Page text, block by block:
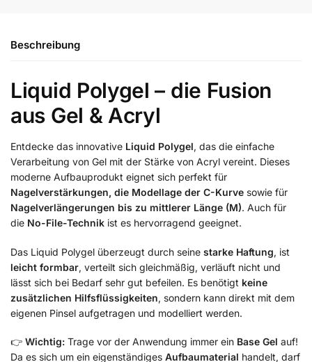
Beschreibung
Liquid Polygel – die Fusion
aus Gel & Acryl
Entdecke das innovative Liquid Polygel, das die einfache
Verarbeitung von Gel mit der Stärke von Acryl vereint. Dieses
moderne Aufbauprodukt eignet sich perfekt für
Nagelverstärkungen, die Modellage der C-Kurve sowie für
Nagelverlängerungen bis zu mittlerer Länge (M). Auch für
die No-File-Technik ist es hervorragend geeignet.
Das Liquid Polygel überzeugt durch seine starke Haftung, ist
leicht formbar, verteilt sich gleichmäßig, verläuft nicht und
lässt sich bei Bedarf sehr gut befeilen. Es benötigt keine
zusätzlichen Hilfsflüssigkeiten, sondern kann direkt mit dem
eigenen Pinsel aufgetragen und modelliert werden.
👉 Wichtig: Trage vor der Anwendung immer ein Base Gel auf!
Da es sich um ein eigenständiges Aufbaumaterial handelt, darf